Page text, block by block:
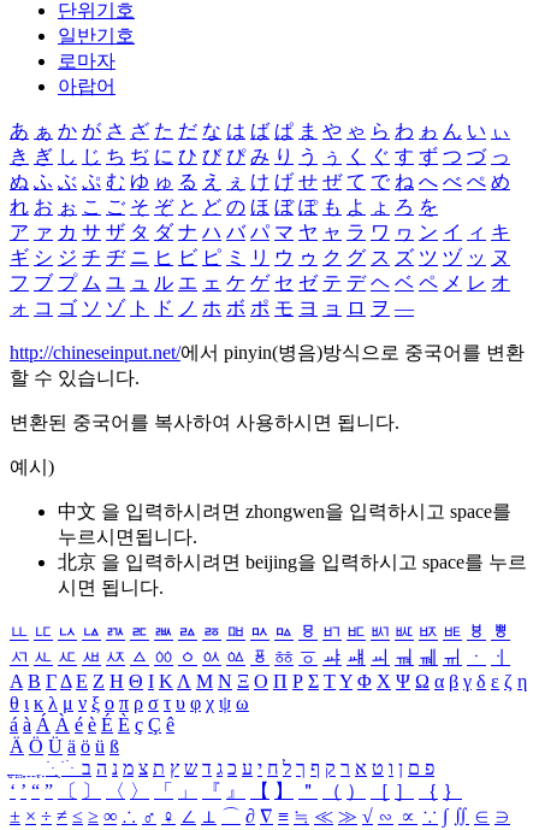
단위기호
일반기호
로마자
아랍어
あ ぁ か が さ ざ た だ な は ば ぱ ま や ゃ ら わ ゎ ん い ぃ
き ぎ し じ ち ぢ に ひ び ぴ み り う ぅ く ぐ す ず つ づ っ
ぬ ふ ぶ ぷ む ゆ ゅ る え ぇ け げ せ ぜ て で ね へ べ ぺ め
れ お ぉ こ ご そ ぞ と ど の ほ ぼ ぽ も よ ょ ろ を
ア ァ カ サ ザ タ ダ ナ ハ バ パ マ ヤ ャ ラ ワ ヮ ン イ ィ キ
ギ シ ジ チ ヂ ニ ヒ ビ ピ ミ リ ウ ゥ ク グ ス ズ ツ ヅ ッ ヌ
フ ブ プ ム ユ ュ ル エ ェ ケ ゲ セ ゼ テ デ ヘ ベ ペ メ レ オ
ォ コ ゴ ソ ゾ ト ド ノ ホ ボ ポ モ ヨ ョ ロ ヲ ―
http://chineseinput.net/에서 pinyin(병음)방식으로 중국어를 변환
할 수 있습니다.
변환된 중국어를 복사하여 사용하시면 됩니다.
예시)
中文 을 입력하시려면 zhongwen을 입력하시고 space를
누르시면됩니다.
北京 을 입력하시려면 beijing을 입력하시고 space를 누르
시면 됩니다.
ㅥ ㅦ ㅧ ㅨ ㅩ ㅪ ㅫ ㅬ ㅭ ㅮ ㅯ ㅰ ㅱ ㅲ ㅳ ㅴ ㅵ ㅶ ㅷ ㅸ
ㅹ
ㅺ ㅻ ㅼ ㅽ ㅾ ㅿ ㆀ ㆁ ㆂ ㆃ ㆄ ㆅ ㆆ ㆇ ㆈ ㆉ ㆊ ㆋ ㆌ ㆍ
ㆎ
Α Β ΓΔ Ε Ζ Η Θ Ι ΚΛ Μ Ν Ξ Ο Π Ρ Σ ΤΥ Φ Χ Ψ Ω α β γ δ ε ζ η
θ ι κ λ μ ν ξ ο π ρ σ τ υ φ χ ψ ω
á à Á À é è É È ç Ç ê
Ä Ö Ü ä ö ü ß
ִֶֹ ֻּ ׁׂ פ ם ן ו ט א ר ק ף ך ל ח י ע כ ג ד ש ץ ת צ מ נ ה ב
‘ ’ “ ” 〔 〕 〈 〉 「 」 『 』 【 】 ＂ （ ） ［ ］ ｛ ｝
± × ÷ ≠ ≤ ≥ ∞ ∴ ♂ ♀ ∠ ⊥ ⌒ ∂ ∇ ≡ ≒ ≪ ≫ √ ∽ ∝ ∵ ∫ ∬ ∈ ∋